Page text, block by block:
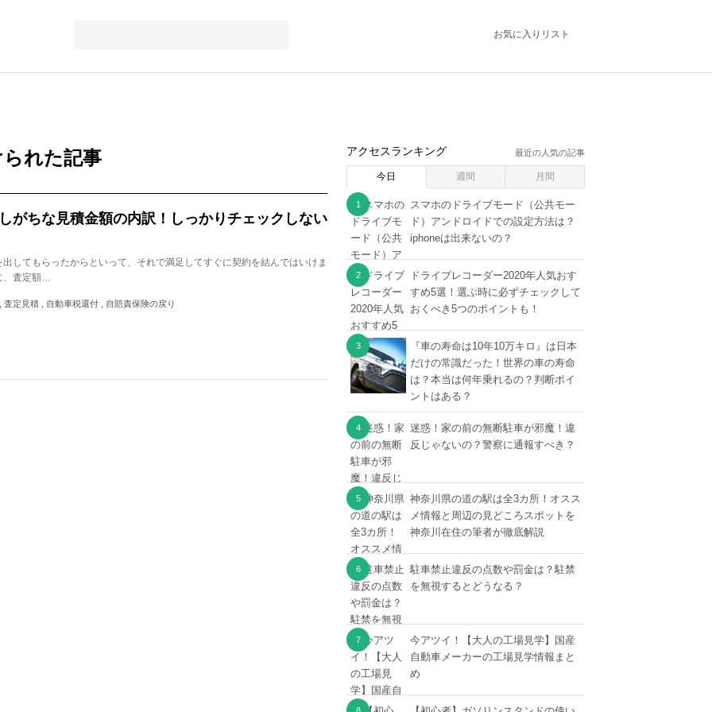
お気に入りリスト
れた記事
がちな見積金額の内訳！しっかりチェックしない
してもらったからといって、それで満足してすぐに契約を結んではいけま
、査定額…
査定見積 , 自動車税還付 , 自賠責保険の戻り
アクセスランキング 最近の人気の記事
今日 週間 月間
スマホのドライブモード（公共モー
ド）アンドロイドでの設定方法は？
iphoneは出来ないの？
ドライブレコーダー2020年人気おす
すめ5選！選ぶ時に必ずチェックして
おくべき5つのポイントも！
『車の寿命は10年10万キロ』は日本
だけの常識だった！世界の車の寿命
は？本当は何年乗れるの？判断ポイ
ントはある？
迷惑！家の前の無断駐車が邪魔！違
反じゃないの？警察に通報すべき？
神奈川県の道の駅は全3カ所！オスス
メ情報と周辺の見どころスポットを
神奈川在住の筆者が徹底解説
駐車禁止違反の点数や罰金は？駐禁
を無視するとどうなる？
今アツイ！【大人の工場見学】国産
自動車メーカーの工場見学情報まと
め